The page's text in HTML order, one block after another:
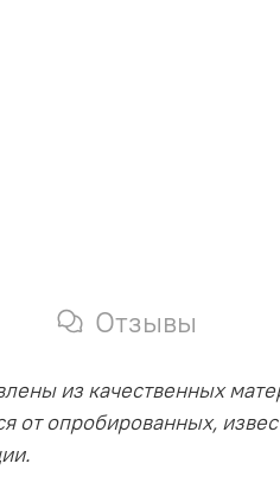
Отзывы
из качественных
от опробированных,